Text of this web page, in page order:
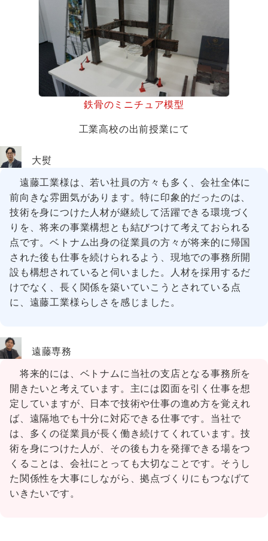
鉄骨のミニチュア模型
工業高校の出前授業にて
大熨
遠藤工業様は、若い社員の方々も多く、会社全体に
前向きな雰囲気があります。特に印象的だったのは、
技術を身につけた人材が継続して活躍できる環境づく
りを、将来の事業構想とも結びつけて考えておられる
点です。ベトナム出身の従業員の方々が将来的に帰国
された後も仕事を続けられるよう、現地での事務所開
設も構想されていると伺いました。人材を採用するだ
けでなく、長く関係を築いていこうとされている点
に、遠藤工業様らしさを感じました。
遠藤専務
将来的には、ベトナムに当社の支店となる事務所を
開きたいと考えています。主には図面を引く仕事を想
定していますが、日本で技術や仕事の進め方を覚えれ
ば、遠隔地でも十分に対応できる仕事です。当社で
は、多くの従業員が長く働き続けてくれています。技
術を身につけた人が、その後も力を発揮できる場をつ
くることは、会社にとっても大切なことです。そうし
た関係性を大事にしながら、拠点づくりにもつなげて
いきたいです。